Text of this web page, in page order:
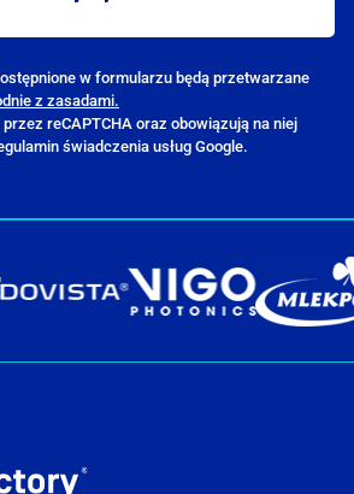
w formularzu będą przetwarzane
z zasadami.
reCAPTCHA oraz obowiązują na niej
świadczenia usług Google.